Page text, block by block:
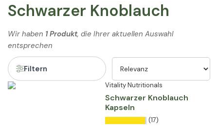
Schwarzer Knoblauch
Wir haben 1 Produkt, die Ihrer aktuellen Auswahl
entsprechen
Filtern
Vitality Nutritionals
Schwarzer Knoblauch
Kapseln
(17)